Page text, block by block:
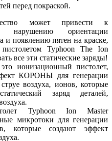
перед покраской.
может привести к
нарушению ориентации
и появлению пятен на краске,
Typhoon The Ion
все эти статические заряды!
ионизационный пистолет,
КОРОНЫ для генерации
воздуха, ионов, которые
заряд деталей,
Typhoon Ion Master
микротоки для генерации
которые создают эффект